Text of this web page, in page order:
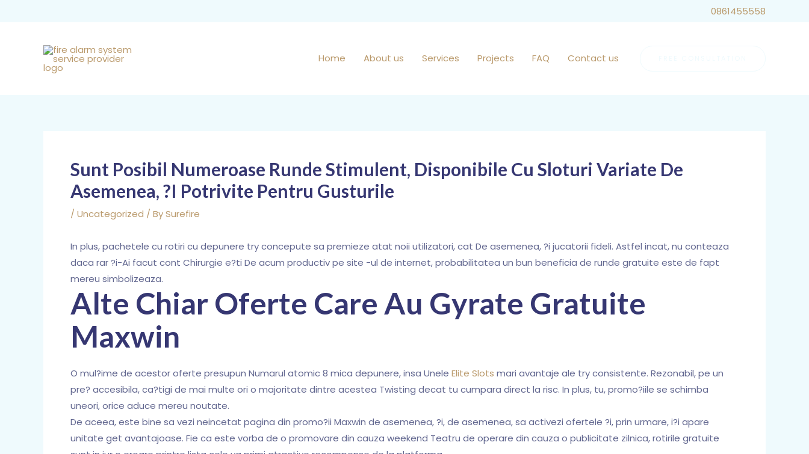
0861455558
Home About us Services Projects FAQ Contact us
Sunt Posibil Numeroase Runde Stimulent, Disponibile Cu Sloturi Variate De
Asemenea, ?i Potrivite Pentru Gusturile
/ Uncategorized / BySurefire
In plus, pachetele cu rotiri cu depunere try concepute sa premieze atat noii utilizatori, cat De asemenea, ?i jucatorii fideli. Astfel incat, nu conteaza
daca rar ?i-Ai facut cont Chirurgie e?ti De acum productiv pe site -ul de internet, probabilitatea un bun beneficia de runde gratuite este de fapt
mereu simbolizeaza.
Alte Chiar Oferte Care Au Gyrate Gratuite
Maxwin
O mul?ime de acestor oferte presupun Numarul atomic 8 mica depunere, insa Unele Elite Slots mari avantaje ale try consistente. Rezonabil, pe un
pre? accesibila, ca?tigi de mai multe ori o majoritate dintre acestea Twisting decat tu cumpara direct la risc. In plus, tu, promo?iile se schimba
uneori, orice aduce mereu noutate.
De aceea, este bine sa vezi neincetat pagina din promo?ii Maxwin de asemenea, ?i, de asemenea, sa activezi ofertele ?i, prin urmare, i?i apare
unitate get avantajoase. Fie ca este vorba de o promovare din cauza weekend Teatru de operare din cauza o publicitate zilnica, rotirile gratuite